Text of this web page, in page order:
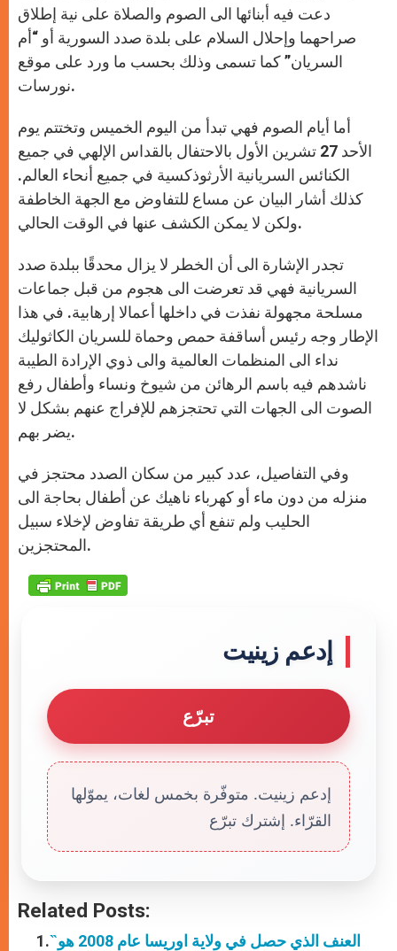
دعت فيه أبنائها الى الصوم والصلاة على نية إطلاق
صراحهما وإحلال السلام على بلدة صدد السورية أو “أم
السريان” كما تسمى وذلك بحسب ما ورد على موقع
نورسات.
أما أيام الصوم فهي تبدأ من اليوم الخميس وتختتم يوم
الأحد 27 تشرين الأول بالاحتفال بالقداس الإلهي في جميع
الكنائس السريانية الأرثوذكسية في جميع أنحاء العالم.
كذلك أشار البيان عن مساع للتفاوض مع الجهة الخاطفة
ولكن لا يمكن الكشف عنها في الوقت الحالي.
تجدر الإشارة الى أن الخطر لا يزال محدقًا ببلدة صدد
السريانية فهي قد تعرضت الى هجوم من قبل جماعات
مسلحة مجهولة نفذت في داخلها أعمالا إرهابية. في هذا
الإطار وجه رئيس أساقفة حمص وحماة للسريان الكاثوليك
نداء الى المنظمات العالمية والى ذوي الإرادة الطيبة
ناشدهم فيه باسم الرهائن من شيوخ ونساء وأطفال رفع
الصوت الى الجهات التي تحتجزهم للإفراج عنهم بشكل لا
يضر بهم.
وفي التفاصيل، عدد كبير من سكان الصدد محتجز في
منزله من دون ماء أو كهرباء ناهيك عن أطفال بحاجة الى
الحليب ولم تنفع أي طريقة تفاوض لإخلاء سبيل
المحتجزين.
إدعم زينيت
تبرّع
إدعم زينيت. متوفّرة بخمس لغات، يموّلها
القرّاء. إشترك تبرّع
Related Posts:
العنف الذي حصل في ولاية اوريسا عام 2008 هو ̏